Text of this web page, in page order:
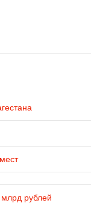
млрд рублей